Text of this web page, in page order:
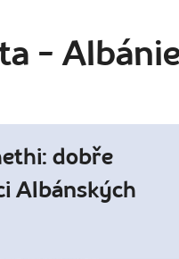
-
dobře
Albánských